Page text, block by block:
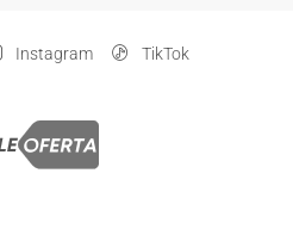
Instagram TikTok